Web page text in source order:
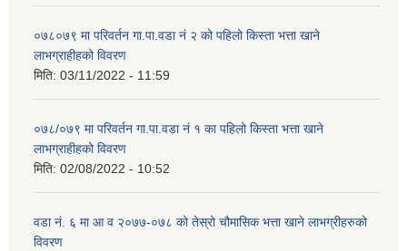
०७८०७९ मा परिवर्तन गा.पा.वडा नं २ को पहिलो किस्ता भत्ता खाने
लाभग्राहीहको विवरण
मिति: 03/11/2022 - 11:59
०७८/०७९ मा परिवर्तन गा.पा.वडा नं १ का पहिलो किस्ता भत्ता खाने
लाभग्राहीहको विवरण
मिति: 02/08/2022 - 10:52
वडा न‌ं. ६ मा आ व २०७७-०७८ को तेस्रो चौमासिक भत्ता खाने लाभग्रीहरुको
विवरण